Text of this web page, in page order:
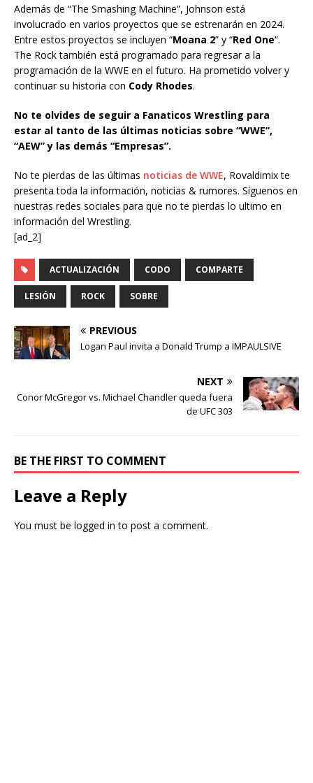
Además de “The Smashing Machine”, Johnson está
involucrado en varios proyectos que se estrenarán en 2024.
Entre estos proyectos se incluyen “Moana 2” y “Red One“.
The Rock también está programado para regresar a la
programación de la WWE en el futuro. Ha prometido volver y
continuar su historia con Cody Rhodes.
No te olvides de seguir a Fanaticos Wrestling para
estar al tanto de las últimas noticias sobre “WWE”,
“AEW” y las demás “Empresas”.
No te pierdas de las últimas noticias de WWE, Rovaldimix te
presenta toda la información, noticias & rumores. Síguenos en
nuestras redes sociales para que no te pierdas lo ultimo en
información del Wrestling.
[ad_2]
ACTUALIZACIÓN CODO COMPARTE
LESIÓN ROCK SOBRE
PREVIOUS
Logan Paul invita a Donald Trump a IMPAULSIVE
NEXT
Conor McGregor vs. Michael Chandler queda fuera
de UFC 303
BE THE FIRST TO COMMENT
Leave a Reply
You must be logged in to post a comment.